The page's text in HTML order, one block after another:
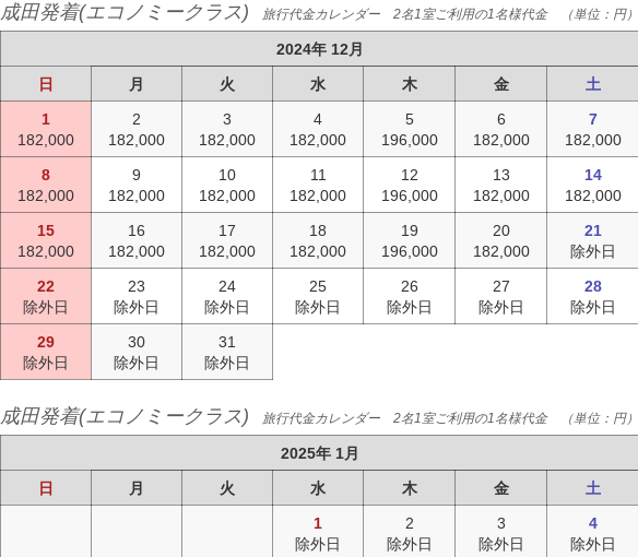
2024年 12月
日
月 火 水 木 金
土
1
182,000
2
182,000
3
182,000
4
182,000
5
196,000
6
182,000
7
182,000
8
182,000
9
182,000
10
182,000
11
182,000
12
196,000
13
182,000
14
182,000
15
182,000
16
182,000
17
182,000
18
182,000
19
196,000
20
182,000
21
除外日
22
除外日
23
除外日
24
除外日
25
除外日
26
除外日
27
除外日
28
除外日
29
除外日
30
除外日
31
除外日
成田発着(エコノミークラス) 旅行代金カレンダー 2名1室ご利用の1名様代金 （単位：円）
2025年 1月
日
月 火 水 木 金
土
1
除外日
2
除外日
3
除外日
4
除外日
成田発着(エコノミークラス) 旅行代金カレンダー 2名1室ご利用の1名様代金 （単位：円）